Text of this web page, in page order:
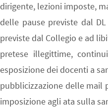
dirigente, lezioni imposte,
delle pause previste dal
previste dal Collegio e ad
pretese illegittime,
esposizione dei docenti a
pubblicizzazione delle mail
imposizione agli ata sulla